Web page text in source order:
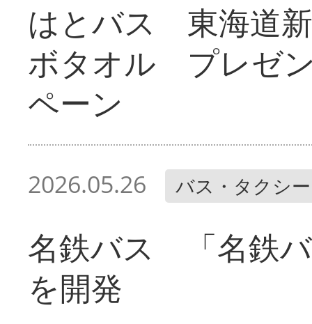
はとバス 東海道
ボタオル プレゼ
ペーン
2026.05.26 バス・タクシー
名鉄バス 「名鉄
を開発